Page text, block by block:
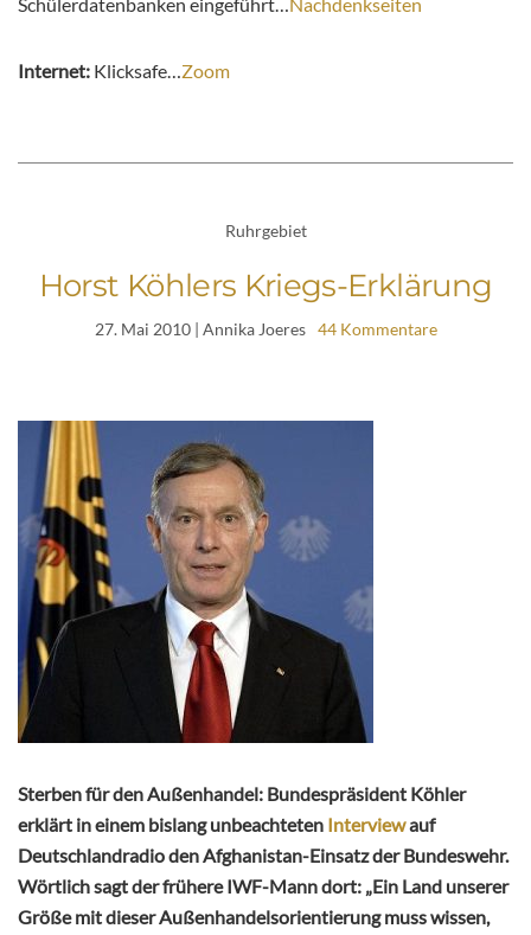
Internet: Klicksafe… Zoom
Ruhrgebiet
Horst Köhlers Kriegs-Erklärung
27. Mai 2010| Annika Joeres 44 Kommentare
Sterben für den Außenhandel: Bundespräsident Köhler
erklärt in einem bislang unbeachteten Interviewauf
Deutschlandradio den Afghanistan-Einsatz der Bundeswehr.
Wörtlich sagt der frühere IWF-Mann dort: „Ein Land unserer
Größe mit dieser Außenhandelsorientierung muss wissen,